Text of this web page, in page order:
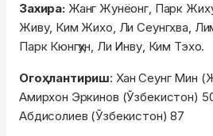
Захира: Жанг Жунёонг, Парк
Живу, Ким Жихо, Ли Сеунгхва,
Парк Кюнгҳун, Ли Инву, Ким Тэхо.
Огоҳлантириш: Хан Сеунг Мин
Амирхон Эркинов (Ўзбекистон)
Абдисолиев (Ўзбекистон) 87